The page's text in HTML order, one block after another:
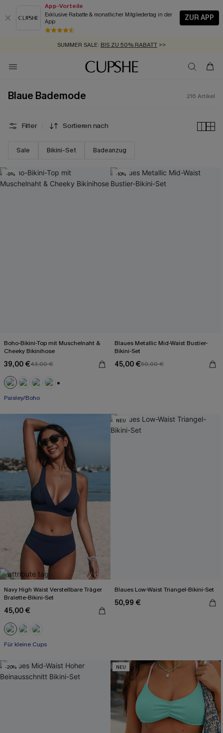
App-Vorteile
Exklusive Rabatte & monatlicher Mitgliedertag in der
App
ZUR APP
GRATIS MASSBAND MIT JEDEM SCHNELLVERSAND-ARTIKEL >>
SUMMER SALE:
ZUM NEWSLETTER:BIS ZU -20% EXTRA ERHALTEN
KOSTENLOSER VERSAND AB 89 €
Blaue Bademode 216 Artikel
Filter Sortieren nach
Sale Bikini-Set Badeanzug
-9%
Boho-Bikini-Top mit Muschelnaht &
Cheeky Bikinihose
39,00 €43,00 €
Paisley/Boho
-10%
Blaues Metallic Mid-Waist Bustier-
Bikini-Set
45,00 €50,00 €
Navy High Waist Verstellbare Träger
Bralette-Bikini-Set
45,00 €
Für kleine Cups
NEU
Blaues Low-Waist Triangel-Bikini-Set
50,99 €
-20% NEU